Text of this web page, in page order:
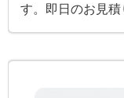
す。即日のお見積